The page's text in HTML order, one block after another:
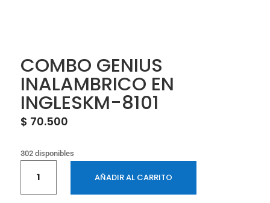
COMBO GENIUS
INALAMBRICO EN
INGLESKM-8101
$ 70.500
302 disponibles
GENIUS
INALAMBRICO
AÑADIR AL CARRITO